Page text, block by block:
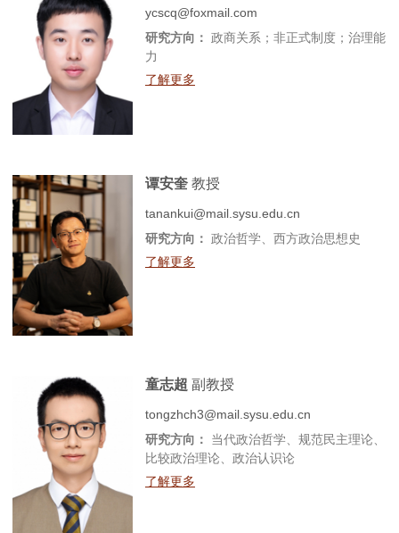
ycscq@foxmail.com
研究方向：
力
了解更多
谭安奎 教授
tanankui@mail.sysu.edu.cn
研究方向： 政治哲学、西方政治思想史
了解更多
童志超 副教授
tongzhch3@mail.sysu.edu.cn
研究方向：
比较政治理论、政治认识论
了解更多